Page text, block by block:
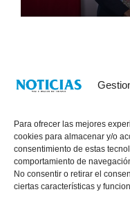
Para ofrecer las mejores
cookies para almacenar y/o
consentimiento de estas
comportamiento de
No consentir o retirar el
ciertas características y
2036:
Sheinbaum
® Derechos Reservados